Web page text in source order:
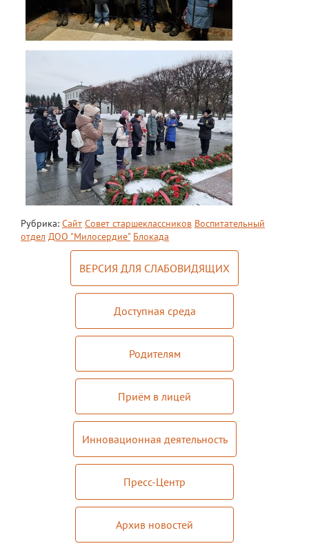
Воспитательная работа
Патриотическое воспитание
Служба сопровождения
Спортивная жизнь
Органы ГОУО
Безопасность
Социальные партнеры
ОДОД
Дополнительные образовательные
Театральная студия
Школьный спортивный клуб
Передвижная выставка "Мы помним!"
Рубрика: Сайт Совет старшеклассников Воспитательный
отдел ДОО "Милосердие" Блокада
ВЕРСИЯ ДЛЯ СЛАБОВИДЯЩИХ
Доступная среда
Родителям
Приём в лицей
Инновационная деятельность
Пресс-Центр
Архив новостей